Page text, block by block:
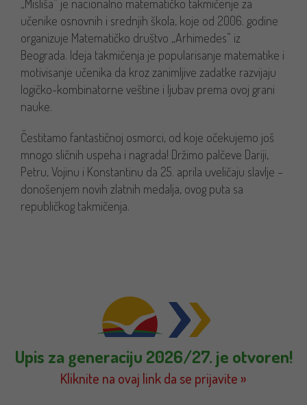
„Misliša” je nacionalno matematičko takmičenje za
učenike osnovnih i srednjih škola, koje od 2006. godine
organizuje Matematičko društvo „Arhimedes” iz
Beograda. Ideja takmičenja je popularisanje matematike i
motivisanje učenika da kroz zanimljive zadatke razvijaju
logičko-kombinatorne veštine i ljubav prema ovoj grani
nauke.
Čestitamo fantastičnoj osmorci, od koje očekujemo još
mnogo sličnih uspeha i nagrada! Držimo palčeve Dariji,
Petru, Vojinu i Konstantinu da 25. aprila uveličaju slavlje –
donošenjem novih zlatnih medalja, ovog puta sa
republičkog takmičenja.
Upis za generaciju 2026/27. je otvoren!
Kliknite na ovaj link da se prijavite »